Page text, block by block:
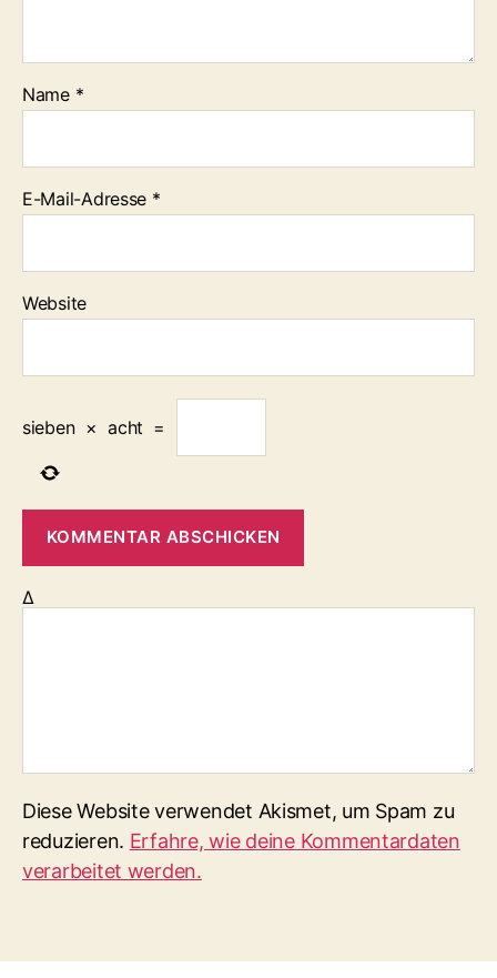
Name *
E-Mail-Adresse *
Website
sieben × acht =
Δ
Diese Website verwendet Akismet, um Spam zu
reduzieren. Erfahre, wie deine Kommentardaten
verarbeitet werden.